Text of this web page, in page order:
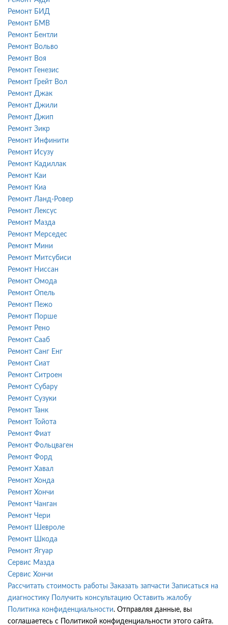
Ремонт БИД
Ремонт БМВ
Ремонт Бентли
Ремонт Вольво
Ремонт Воя
Ремонт Генезис
Ремонт Грейт Вол
Ремонт Джак
Ремонт Джили
Ремонт Джип
Ремонт Зикр
Ремонт Инфинити
Ремонт Исузу
Ремонт Кадиллак
Ремонт Каи
Ремонт Киа
Ремонт Ланд-Ровер
Ремонт Лексус
Ремонт Мазда
Ремонт Мерседес
Ремонт Мини
Ремонт Митсубиси
Ремонт Ниссан
Ремонт Омода
Ремонт Опель
Ремонт Пежо
Ремонт Порше
Ремонт Рено
Ремонт Сааб
Ремонт Санг Енг
Ремонт Сиат
Ремонт Ситроен
Ремонт Субару
Ремонт Сузуки
Ремонт Танк
Ремонт Тойота
Ремонт Фиат
Ремонт Фольцваген
Ремонт Форд
Ремонт Хавал
Ремонт Хонда
Ремонт Хончи
Ремонт Чанган
Ремонт Чери
Ремонт Шевроле
Ремонт Шкода
Ремонт Ягуар
Сервис Мазда
Сервис Хончи
Рассчитать стоимость работы Заказать запчасти Записаться на
диагностику
Получить консультацию Оставить жалобу
Политика конфиденциальности. Отправляя данные, вы
соглашаетесь с Политикой конфиденциальности этого сайта.